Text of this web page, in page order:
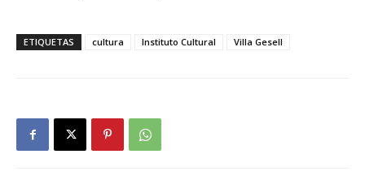
ETIQUETAS cultura Instituto Cultural Villa Gesell